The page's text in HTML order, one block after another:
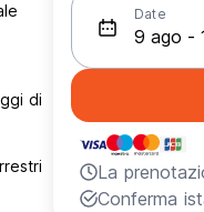
di
Date
La
Conferma